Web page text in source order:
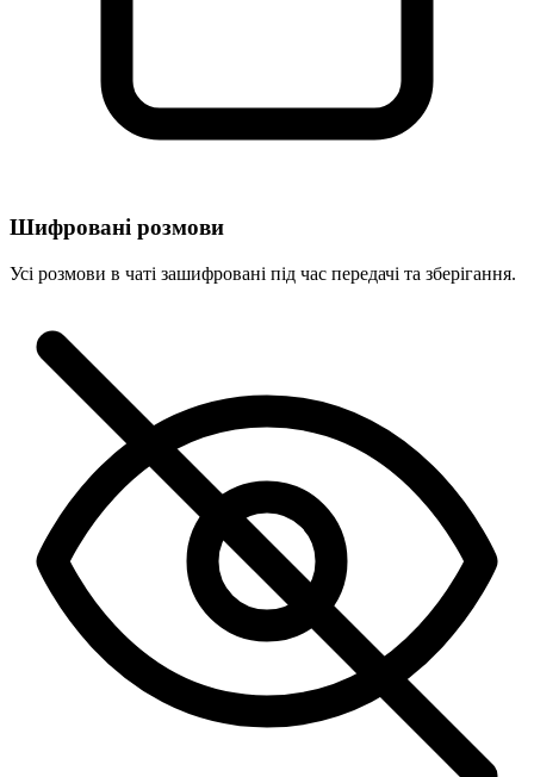
Шифровані розмови
Усі розмови в чаті зашифровані під час передачі та зберігання.